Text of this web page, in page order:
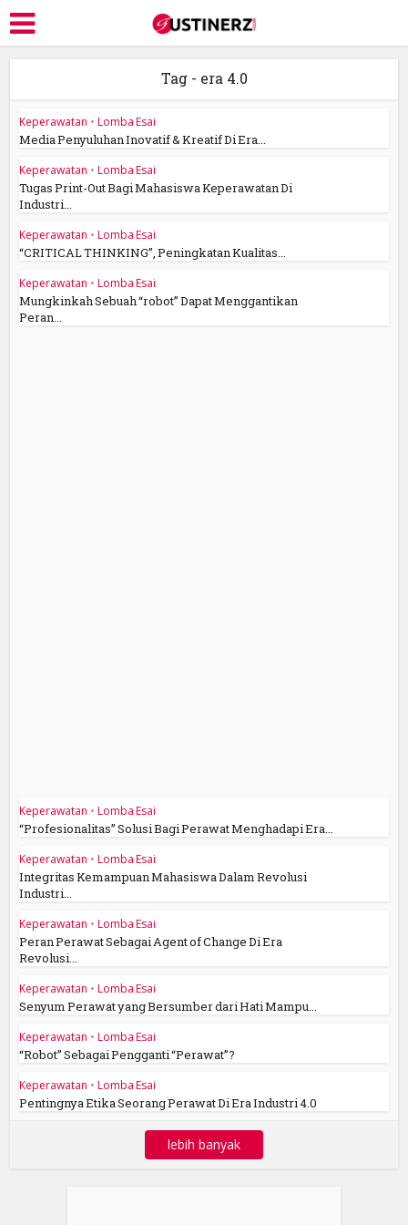
Tag - era 4.0
Keperawatan • Lomba Esai
Media Penyuluhan Inovatif & Kreatif Di Era...
Keperawatan • Lomba Esai
Tugas Print-Out Bagi Mahasiswa Keperawatan Di
Industri...
Keperawatan • Lomba Esai
“CRITICAL THINKING”, Peningkatan Kualitas...
Keperawatan • Lomba Esai
Mungkinkah Sebuah “robot” Dapat Menggantikan
Peran...
Keperawatan • Lomba Esai
“Profesionalitas” Solusi Bagi Perawat Menghadapi Era...
Keperawatan • Lomba Esai
Integritas Kemampuan Mahasiswa Dalam Revolusi
Industri...
Keperawatan • Lomba Esai
Peran Perawat Sebagai Agent of Change Di Era
Revolusi...
Keperawatan • Lomba Esai
Senyum Perawat yang Bersumber dari Hati Mampu...
Keperawatan • Lomba Esai
“Robot” Sebagai Pengganti “Perawat”?
Keperawatan • Lomba Esai
Pentingnya Etika Seorang Perawat Di Era Industri 4.0
lebih banyak